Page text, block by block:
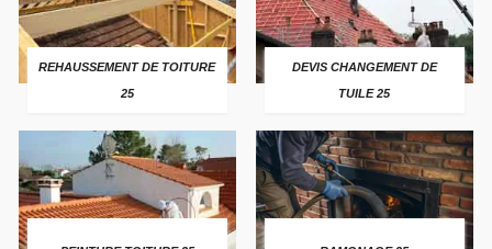
REHAUSSEMENT DE TOITURE
25
DEVIS CHANGEMENT DE
TUILE 25